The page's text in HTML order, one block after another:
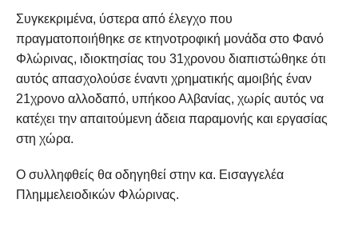
Συγκεκριμένα, ύστερα από έλεγχο που
πραγματοποιήθηκε σε κτηνοτροφική μονάδα στο Φανό
Φλώρινας, ιδιοκτησίας του 31χρονου διαπιστώθηκε ότι
αυτός απασχολούσε έναντι χρηματικής αμοιβής έναν
21χρονο αλλοδαπό, υπήκοο Αλβανίας, χωρίς αυτός να
κατέχει την απαιτούμενη άδεια παραμονής και εργασίας
στη χώρα.
Ο συλληφθείς θα οδηγηθεί στην κα. Εισαγγελέα
Πλημμελειοδικών Φλώρινας.